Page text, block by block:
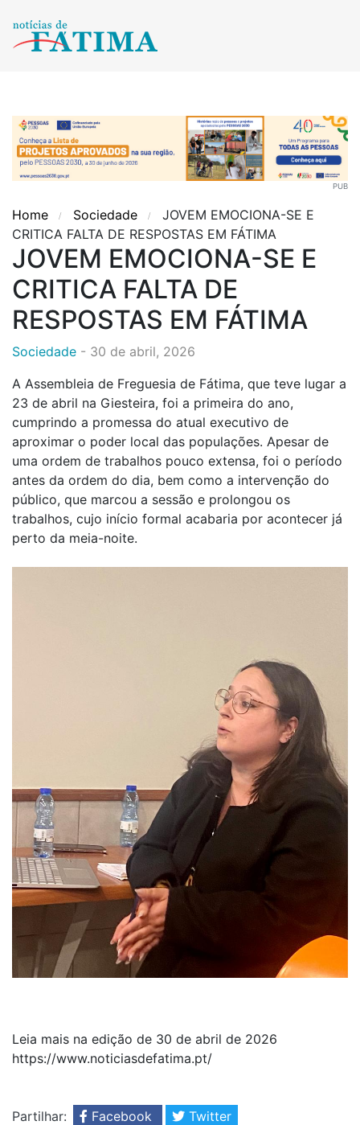
PUB
Home Sociedade
JOVEM EMOCIONA-SE E
CRITICA FALTA DE RESPOSTAS EM FÁTIMA
JOVEM EMOCIONA-SE E
CRITICA FALTA DE
RESPOSTAS EM FÁTIMA
Sociedade - 30 de abril, 2026
A Assembleia de Freguesia de Fátima, que teve lugar a
23 de abril na Giesteira, foi a primeira do ano,
cumprindo a promessa do atual executivo de
aproximar o poder local das populações. Apesar de
uma ordem de trabalhos pouco extensa, foi o período
antes da ordem do dia, bem como a intervenção do
público, que marcou a sessão e prolongou os
trabalhos, cujo início formal acabaria por acontecer já
perto da meia-noite.
Leia mais na edição de 30 de abril de 2026
https://www.noticiasdefatima.pt/
Partilhar: Facebook
Twitter